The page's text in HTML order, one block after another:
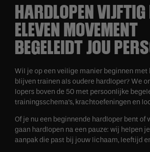
HARDLOPEN
ELEVEN MOVEMENT
BEGELEIDT JOU
Wil je op een veilige manier beginnen met
blijven trainen als oudere hardloper? We
lopers boven de 50 met persoonlijke
trainingsschema’s, krachtoefeningen en
Of je nu een beginnende hardloper bent of
gaan hardlopen na een pauze: wij helpen
aanpak die past bij jouw lichaam, leeftijd